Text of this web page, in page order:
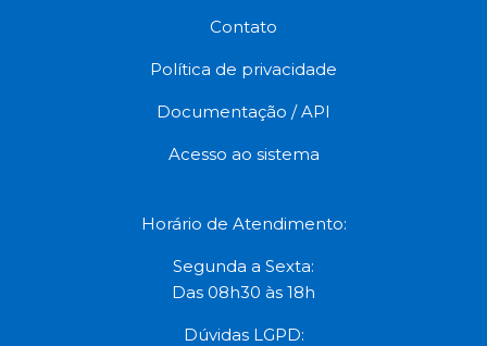
Contato
Política de privacidade
Documentação / API
Acesso ao sistema
Horário de Atendimento:
Segunda a Sexta:
Das 08h30 às 18h
Dúvidas LGPD: